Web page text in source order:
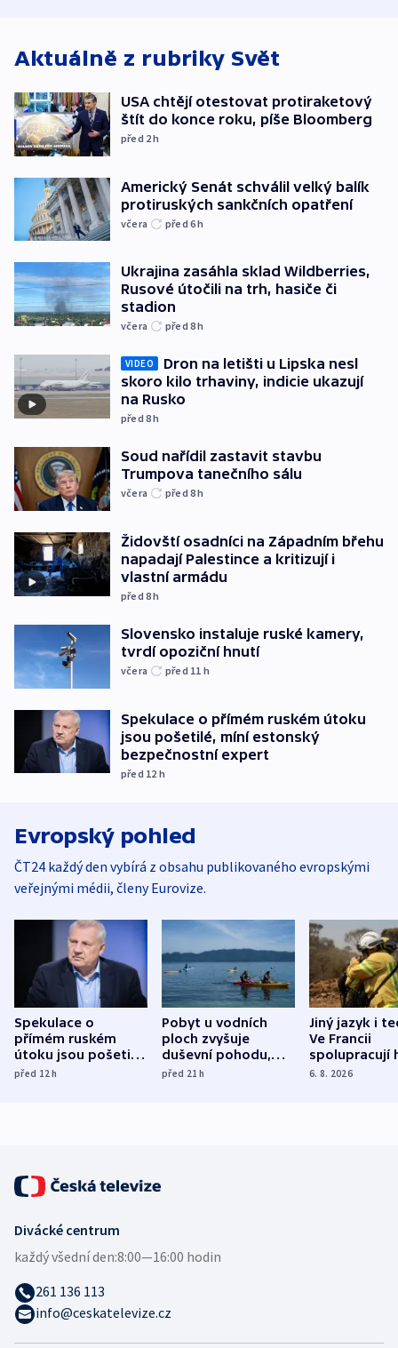
Aktuálně z rubriky Svět
USA chtějí otestovat protiraketový
štít do konce roku, píše Bloomberg
před 2h
Americký Senát schválil velký balík
protiruských sankčních opatření
včera před 6h
Ukrajina zasáhla sklad Wildberries,
Rusové útočili na trh, hasiče či
stadion
včera před 8h
VIDEO
Dron na letišti u Lipska nesl
skoro kilo trhaviny, indicie ukazují
na Rusko
před 8h
Soud nařídil zastavit stavbu
Trumpova tanečního sálu
včera před 8h
Židovští osadníci na Západním břehu
napadají Palestince a kritizují i
vlastní armádu
před 8h
Slovensko instaluje ruské kamery,
tvrdí opoziční hnutí
včera před 11 h
Spekulace o přímém ruském útoku
jsou pošetilé, míní estonský
bezpečnostní expert
před 12 h
Evropský pohled
ČT24 každý den vybírá z obsahu publikovaného evropskými
veřejnými médii, členy Eurovize.
Spekulace o
přímém ruském
útoku jsou pošetilé,
míní estonský
před 12h
Pobyt u vodních
ploch zvyšuje
duševní pohodu,
ukázala
před 21h
Jiný jazyk i
Ve Francii
spolupracují
různých zemí
6. 8. 2026
Divácké centrum
každý všední den:8:00—16:00 hodin
261 136 113
info@ceskatelevize.cz